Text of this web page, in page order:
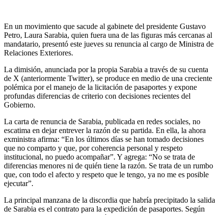
En un movimiento que sacude al gabinete del presidente Gustavo
Petro, Laura Sarabia, quien fuera una de las figuras más cercanas al
mandatario, presentó este jueves su renuncia al cargo de Ministra de
Relaciones Exteriores.
La dimisión, anunciada por la propia Sarabia a través de su cuenta
de X (anteriormente Twitter), se produce en medio de una creciente
polémica por el manejo de la licitación de pasaportes y expone
profundas diferencias de criterio con decisiones recientes del
Gobierno.
La carta de renuncia de Sarabia, publicada en redes sociales, no
escatima en dejar entrever la razón de su partida. En ella, la ahora
exministra afirma: “En los últimos días se han tomado decisiones
que no comparto y que, por coherencia personal y respeto
institucional, no puedo acompañar”. Y agrega: “No se trata de
diferencias menores ni de quién tiene la razón. Se trata de un rumbo
que, con todo el afecto y respeto que le tengo, ya no me es posible
ejecutar”.
La principal manzana de la discordia que habría precipitado la salida
de Sarabia es el contrato para la expedición de pasaportes. Según